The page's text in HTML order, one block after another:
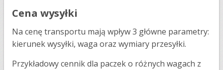
Cena wysyłki
Na cenę transportu mają wpływ 3 główne parametry:
kierunek wysyłki, waga oraz wymiary przesyłki.
Przykładowy cennik dla paczek o różnych wagach z